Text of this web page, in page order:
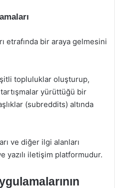
etrafında bir araya gelmesini
topluluklar oluşturup,
yürüttüğü bir
(subreddits) altında
ve diğer ilgi alanları
yazılı iletişim platformudur.